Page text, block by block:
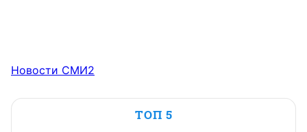
Новости СМИ2
ТОП 5